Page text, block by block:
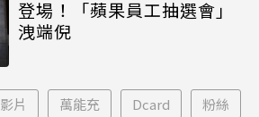
登場！「蘋果員工抽選會」
洩端倪
影片 萬能充 Dcard 粉絲